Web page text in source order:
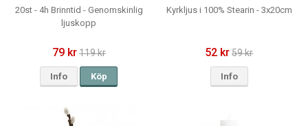
20st - 4h Brinntid - Genomskinlig
ljuskopp
79 kr119 kr
Info Köp
Kyrkljus i 100% Stearin - 3x20cm
52 kr59 kr
Info